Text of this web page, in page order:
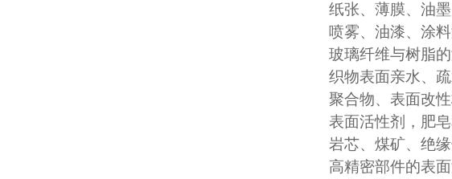
纸张、薄膜、油墨
喷雾、油漆、涂料
玻璃纤维与树脂的
织物表面亲水、疏
聚合物、表面改性
表面活性剂，肥皂
岩芯、煤矿、绝缘
高精密部件的表面